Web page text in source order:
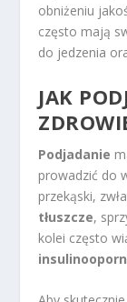
obniżeniu
często mają
do jedzenia
JAK
Podjadanie
prowadzić do
przekąski,
tłuszcze,
kolei często